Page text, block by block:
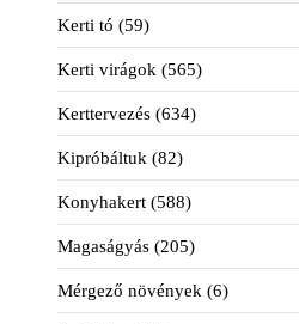
Kerti tó (59)
Kerti virágok (565)
Kerttervezés (634)
Kipróbáltuk (82)
Konyhakert (588)
Magaságyás (205)
Mérgező növények (6)